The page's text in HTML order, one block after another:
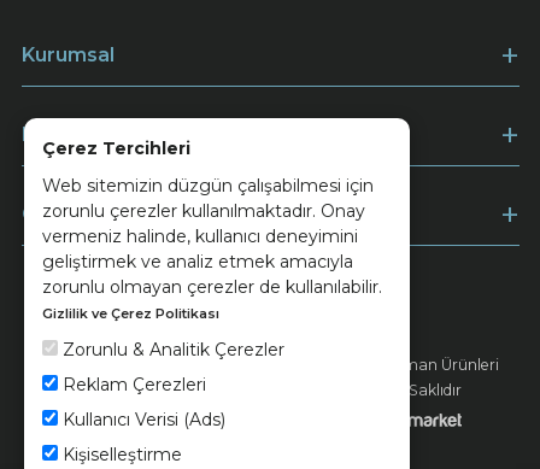
Çerez Tercihleri
Web sitemizin düzgün çalışabilmesi için
zorunlu çerezler kullanılmaktadır. Onay
vermeniz halinde, kullanıcı deneyimini
geliştirmek ve analiz etmek amacıyla
zorunlu olmayan çerezler de kullanılabilir.
Gizlilik ve Çerez Politikası
Zorunlu & Analitik Çerezler
Reklam Çerezleri
Kullanıcı Verisi (Ads)
Kişiselleştirme
Kurumsal
Müşteri Hizmetleri
Ödeme
Keramika Kvkk ve Çerez Politikası
© 2026 Ünsa Madencilik Turizm Enerji Seramik Orman Ürünleri
Elektrik Üretim San. ve Tic. A.Ş. - Tüm Hakları Saklıdır